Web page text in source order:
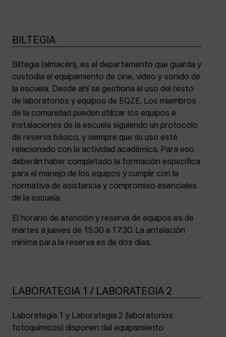
BILTEGIA
Biltegia (almacén), es el departamento que guarda y
custodia el equipamiento de cine, vídeo y sonido de
la escuela. Desde ahí se gestiona el uso del resto
de laboratorios y equipos de EQZE. Los miembros
de la comunidad pueden utilizar los equipos e
instalaciones de la escuela siguiendo un protocolo
de reserva básico, y siempre que su uso esté
relacionado con la actividad académica. Para eso
deberán haber completado la formación específica
para el manejo de los equipos y cumplir con la
normativa de asistencia y compromiso esenciales
de la escuela.
El horario de atención y reserva de equipos es de
martes a jueves de 15:30 a 17:30. La antelación
mínima para la reserva es de dos días.
LABORATEGIA 1 / LABORATEGIA 2
Laborategia 1 y Laborategia 2 (laboratorios
fotoquímicos) disponen del equipamiento